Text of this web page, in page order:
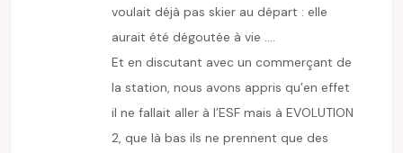
voulait déjà pas skier au départ : elle
aurait été dégoutée à vie ….
Et en discutant avec un commerçant de
la station, nous avons appris qu’en effet
il ne fallait aller à l’ESF mais à EVOLUTION
2, que là bas ils ne prennent que des